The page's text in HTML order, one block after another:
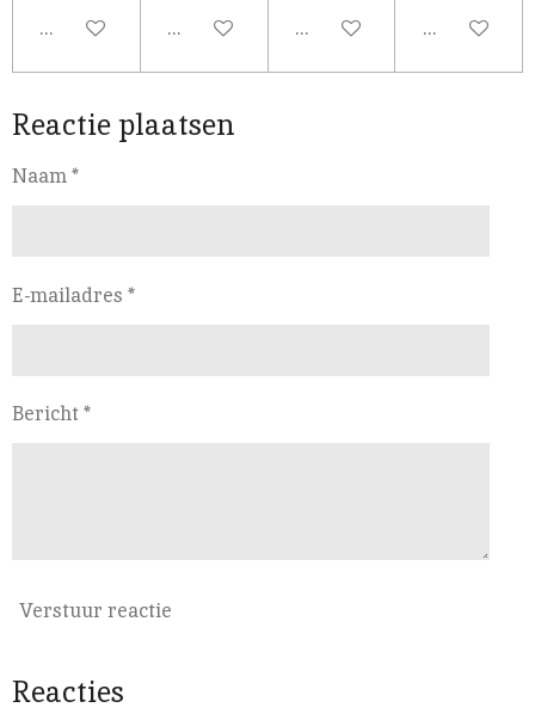
In winkelwagenIn winkelwagenIn winkelwagen
In
Reactie plaatsen
Naam *
E-mailadres *
Bericht *
Verstuur reactie
Reacties